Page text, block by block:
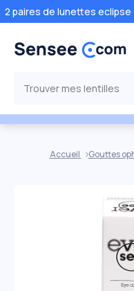
2 paires de lunettes eclipse
Accueil Gouttes